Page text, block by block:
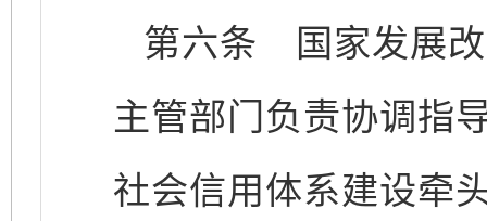
第六条 国家发展改
主管部门负责协调指
社会信用体系建设牵